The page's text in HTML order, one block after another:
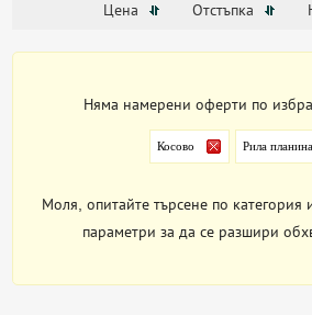
Цена Отстъпка
Няма намерени оферти по
Косово Рила планина
Моля, опитайте търсене по категория
параметри за да се разшири